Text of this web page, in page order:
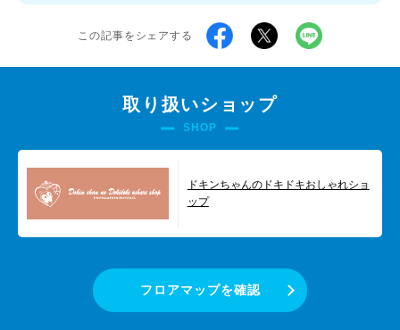
この記事をシェアする
取り扱いショップ
SHOP
ドキンちゃんのドキドキおしゃれショ
ップ
フロアマップを確認